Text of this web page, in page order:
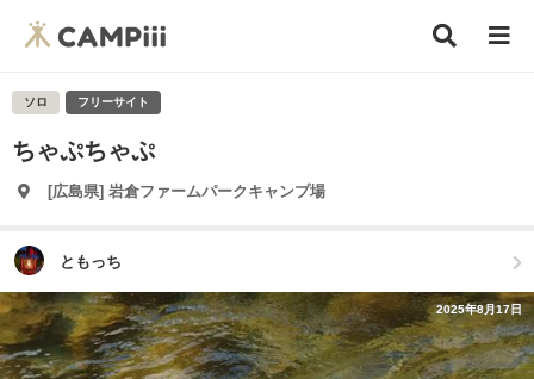
ソロ フリーサイト
ちゃぷちゃぷ
[広島県] 岩倉ファームパークキャンプ場
ともっち
2025年8月17日